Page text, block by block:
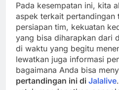
Pada kesempatan ini, kita
aspek terkait pertandingan
persiapan tim, kekuatan
yang bisa diharapkan dari
di waktu yang begitu
lewatkan juga informasi
bagaimana Anda bisa
pertandingan ini di Jalalive